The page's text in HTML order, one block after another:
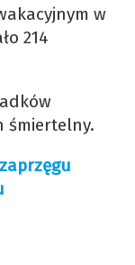
w
214
śmiertelny.